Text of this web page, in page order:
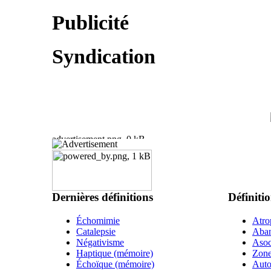
Publicité
Syndication
Dernières définitions
Échomimie
Catalepsie
Négativisme
Haptique (mémoire)
Échoïque (mémoire)